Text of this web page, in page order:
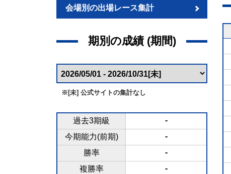
会場別の出場レース集計
期別の成績 (期間)
※[未] 公式サイトの集計なし
過去3期級
-
今期能力(前期)
-
勝率
-
複勝率
-